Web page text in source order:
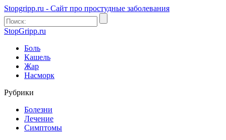
Stopgripp.ru - Cайт про простудные заболевания
StopGripp.ru
Боль
Кашель
Жар
Насморк
Рубрики
Болезни
Лечение
Симптомы